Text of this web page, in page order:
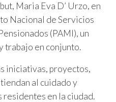
Maria Eva D’ Urzo, en
Nacional de Servicios
(PAMI), un
trabajo en conjunto.
iniciativas, proyectos,
al cuidado y
en la ciudad.